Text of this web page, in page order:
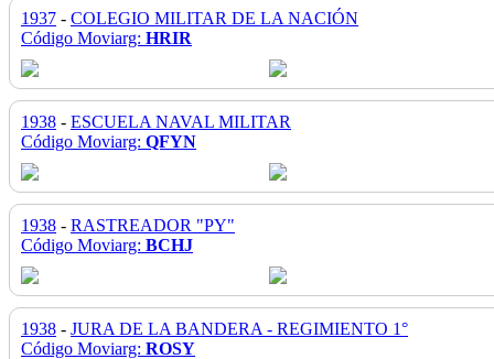
1937 - COLEGIO MILITAR DE LA NACIÓN
Código Moviarg: HRIR
1938 - ESCUELA NAVAL MILITAR
Código Moviarg: QFYN
1938 - RASTREADOR "PY"
Código Moviarg: BCHJ
1938 - JURA DE LA BANDERA - REGIMIENTO 1°
Código Moviarg: ROSY